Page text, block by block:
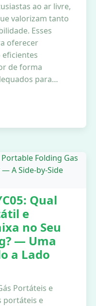
ao ar livre,
valorizam tanto
Esses
oferecer
eficientes
de forma
para…
Qual
e
no Seu
— Uma
a Lado
Portáteis e
portáteis e